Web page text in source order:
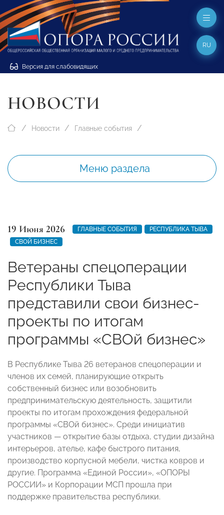
Версия для слабовидящих
RU
НОВОСТИ
Новости Главные события
Меню раздела
19 Июня 2026 ГЛАВНЫЕ СОБЫТИЯ
РЕСПУБЛИКА ТЫВА
СВОЙ БИЗНЕС
Ветераны спецоперации
Республики Тыва
представили свои бизнес-
проекты по итогам
программы «СВОй бизнес»
В Республике Тыва 26 ветеранов спецоперации и
членов их семей, планирующие открыть
собственный бизнес или возобновить
предпринимательскую деятельность, защитили
проекты по итогам прохождения федеральной
программы «СВОй бизнес». Среди инициатив
участников — открытие базы отдыха, студии дизайна
интерьеров, ателье, кафе быстрого питания,
производство корпусной мебели, чистка ковров и
другие. Программа «Единой России», «ОПОРЫ
РОССИИ» и Корпорации МСП прошла при
поддержке правительства республики.